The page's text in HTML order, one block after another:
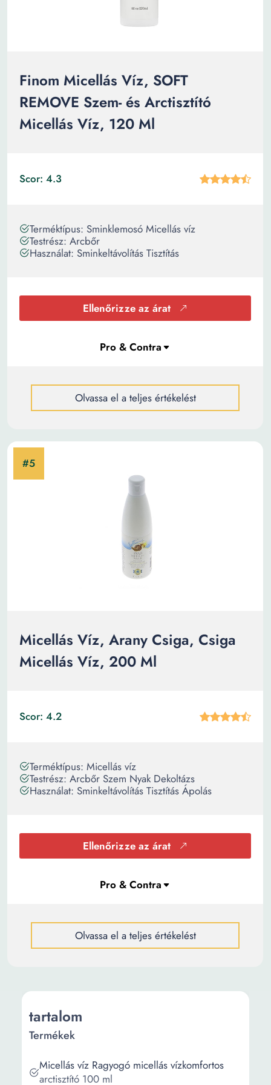
Finom Micellás Víz, SOFT
REMOVE Szem- és Arctisztító
Micellás Víz, 120 Ml
Scor: 4.3
Terméktípus: Sminklemosó Micellás víz
Testrész: Arcbőr
Használat: Sminkeltávolítás Tisztítás
Ellenőrizze az árat
Olvassa el a teljes értékelést
Micellás Víz, Arany Csiga, Csiga
Micellás Víz, 200 Ml
Scor: 4.2
Terméktípus: Micellás víz
Testrész: Arcbőr Szem Nyak Dekoltázs
Használat: Sminkeltávolítás Tisztítás Ápolás
Ellenőrizze az árat
Olvassa el a teljes értékelést
tartalom
Termékek
Micellás víz Ragyogó micellás vízkomfortos
arctisztító 100 ml